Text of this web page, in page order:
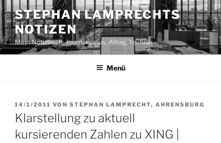
Zum
Inhalt
springen
STEPHAN LAMPRECHTS
NOTIZEN
Mein Notizbuch: Journalismus, Alltag, Technik
Menü
VERÖFFENTLICHT
AM
14/1/2011 VON STEPHAN LAMPRECHT, AHRENSBURG
Klarstellung zu aktuell
kursierenden Zahlen zu XING |